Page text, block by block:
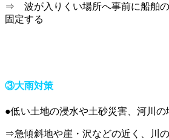
⇒ 波が入りくい場所へ事前に船舶の
固定する
③大雨対策
●低い土地の浸水や土砂災害、河川の
⇒急傾斜地や崖・沢などの近く、川の